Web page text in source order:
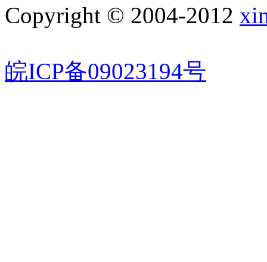
Copyright © 2004-2012
皖ICP备09023194号